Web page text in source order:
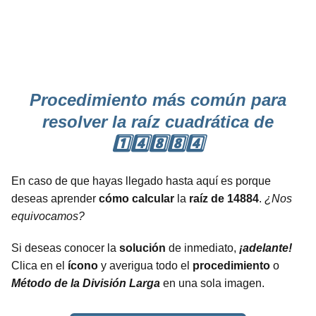
Procedimiento más común para
resolver la raíz cuadrática de
1️⃣4️⃣8️⃣8️⃣4️⃣
En caso de que hayas llegado hasta aquí es porque
deseas aprender cómo calcular la raíz de 14884. ¿Nos
equivocamos?
Si deseas conocer la solución de inmediato, ¡adelante!
Clica en el ícono y averigua todo el procedimiento o
Método de la División Larga en una sola imagen.